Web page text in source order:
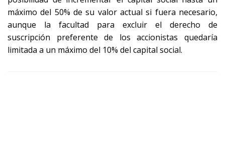
máximo del 50% de su valor actual si fuera necesario,
aunque la facultad para excluir el derecho de
suscripción preferente de los accionistas quedaría
limitada a un máximo del 10% del capital social.